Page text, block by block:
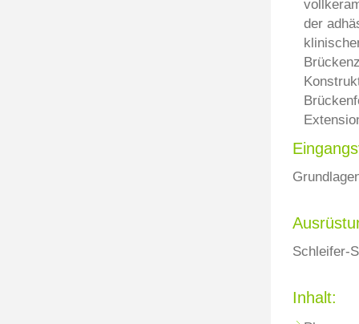
der
Schleifer-
Inhalt: